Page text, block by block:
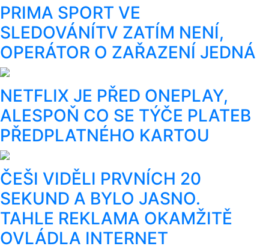
PRIMA SPORT VE
SLEDOVÁNÍTV ZATÍM NENÍ,
OPERÁTOR O ZAŘAZENÍ JEDNÁ
NETFLIX JE PŘED ONEPLAY,
ALESPOŇ CO SE TÝČE PLATEB
PŘEDPLATNÉHO KARTOU
ČEŠI VIDĚLI PRVNÍCH 20
SEKUND A BYLO JASNO.
TAHLE REKLAMA OKAMŽITĚ
OVLÁDLA INTERNET